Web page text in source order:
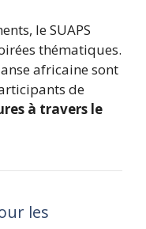
le SUAPS
thématiques.
africaine sont
de
à travers le
les